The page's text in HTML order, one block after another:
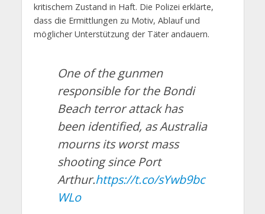
kritischem Zustand in Haft. Die Polizei erklärte,
dass die Ermittlungen zu Motiv, Ablauf und
möglicher Unterstützung der Täter andauern.
One of the gunmen
responsible for the Bondi
Beach terror attack has
been identified, as Australia
mourns its worst mass
shooting since Port
Arthur.https://t.co/sYwb9bc
WLo